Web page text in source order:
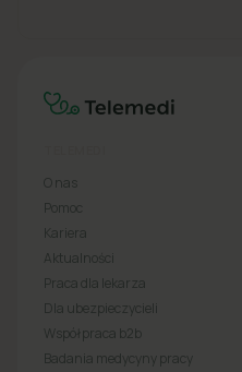
O nas
Pomoc
Kariera
Aktualności
Praca dla lekarza
Dla ubezpieczycieli
Współpraca b2b
Badania medycyny pracy